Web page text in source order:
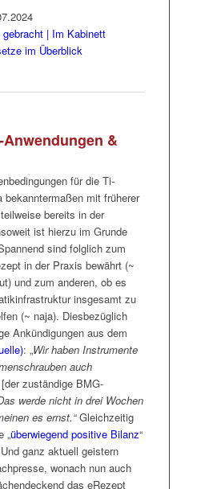
die
ein Pflegekompetenz-
Nicht
angekündigt.
kein strittiges Thema, das
Viele der Projekte sind
verabredet oder
Was die Frage aufwirft,
–abseits von Lindners
– zu den Plänen desBMG
ist zu konstatieren, dass
Ganzen einig scheint. So
Ullmann als Warnung
kürzlich:„Eine Einigung
Finanzierung bei
werden wir nicht mittragen
klar zum Abbau von
(~Quelle). Nicht von
Lauterbach auch für die
– kurz vor den jüngsten
– sowohl den FDP-
das grüne Pendant
Parteikollegin Heike
mit auf die
| Im Kabinett
im Überblick
Anwendungen &
für die Ti-
bekanntermaßen mit früherer
bereits in der
ist hierzu im Grunde
sind folglich zum
in der Praxis bewährt (~
und zum anderen, ob es
insgesamt zu
(~ naja). Diesbezüglich
Ankündigungen aus dem
: „Wir haben Instrumente
auch
[der zuständige BMG-
werde nicht in drei Wochen
es ernst.“Gleichzeitig
„überwiegend positive Bilanz“
ganz aktuell geistern
wonach nun auch
das eRezept